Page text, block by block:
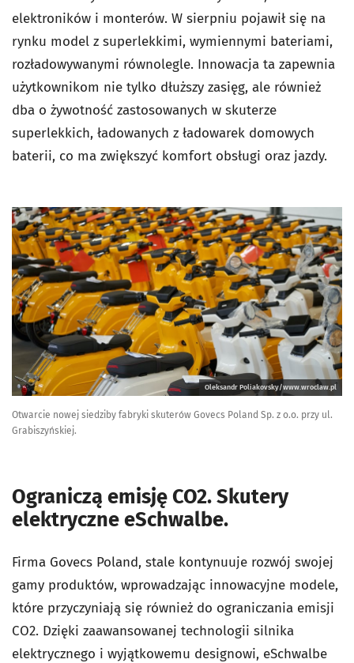
elektroników i monterów. W sierpniu pojawił się na
rynku model z superlekkimi, wymiennymi bateriami,
rozładowywanymi równolegle. Innowacja ta zapewnia
użytkownikom nie tylko dłuższy zasięg, ale również
dba o żywotność zastosowanych w skuterze
superlekkich, ładowanych z ładowarek domowych
baterii, co ma zwiększyć komfort obsługi oraz jazdy.
Oleksandr Poliakovsky/www.wroclaw.pl
Otwarcie nowej siedziby fabryki skuterów Govecs Poland Sp. z o.o. przy ul.
Grabiszyńskiej.
Ograniczą emisję CO2. Skutery
elektryczne eSchwalbe.
Firma Govecs Poland, stale kontynuuje rozwój swojej
gamy produktów, wprowadzając innowacyjne modele,
które przyczyniają się również do ograniczania emisji
CO2. Dzięki zaawansowanej technologii silnika
elektrycznego i wyjątkowemu designowi, eSchwalbe